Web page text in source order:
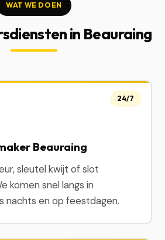
WAT WE DOEN
in Beauraing
Beauraing
sleutel kwijt of slot
komen snel langs in
nachts en op feestdagen.
24/7